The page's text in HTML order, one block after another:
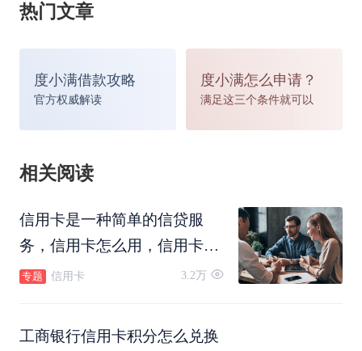
热门文章
度小满借款攻略
官方权威解读
度小满怎么申请？
满足这三个条件就可以
相关阅读
信用卡是一种简单的信贷服
务，信用卡怎么用，信用卡怎
么还款，信用卡可以转账吗，
专题 信用卡 3.2万
工商银行信用卡积分怎么兑换